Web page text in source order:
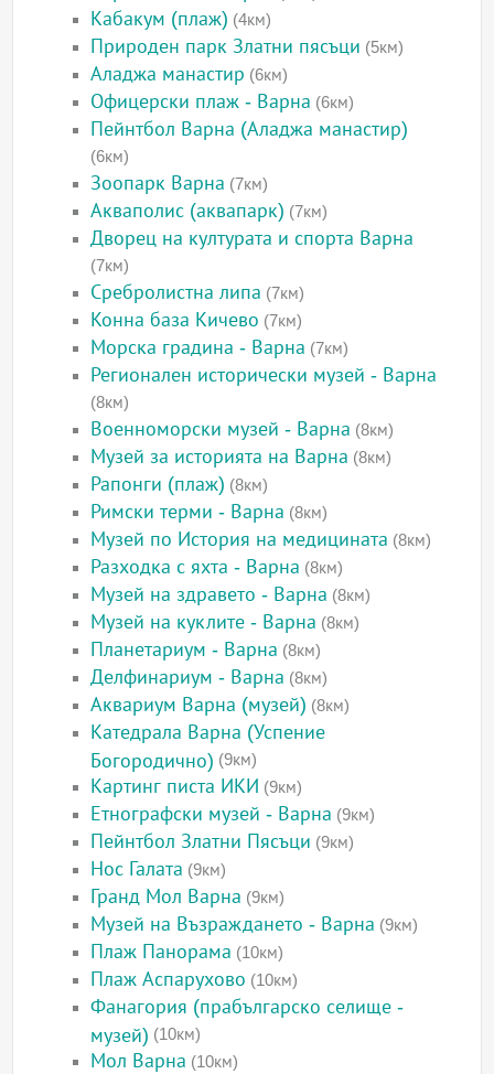
Кабакум (плаж) (4км)
Природен парк Златни пясъци (5км)
Аладжа манастир (6км)
Офицерски плаж - Варна (6км)
Пейнтбол Варна (Аладжа манастир)
(6км)
Зоопарк Варна (7км)
Акваполис (аквапарк) (7км)
Дворец на културата и спорта Варна
(7км)
Сребролистна липа (7км)
Конна база Кичево (7км)
Морска градина - Варна (7км)
Регионален исторически музей - Варна
(8км)
Военноморски музей - Варна (8км)
Музей за историята на Варна (8км)
Рапонги (плаж) (8км)
Римски терми - Варна (8км)
Музей по История на медицината (8км)
Разходка с яхта - Варна (8км)
Музей на здравето - Варна (8км)
Музей на куклите - Варна (8км)
Планетариум - Варна (8км)
Делфинариум - Варна (8км)
Аквариум Варна (музей) (8км)
Катедрала Варна (Успение
Богородично) (9км)
Картинг писта ИКИ (9км)
Етнографски музей - Варна (9км)
Пейнтбол Златни Пясъци (9км)
Нос Галата (9км)
Гранд Мол Варна (9км)
Музей на Възраждането - Варна (9км)
Плаж Панорама (10км)
Плаж Аспарухово (10км)
Фанагория (прабългарско селище -
музей) (10км)
Мол Варна (10км)